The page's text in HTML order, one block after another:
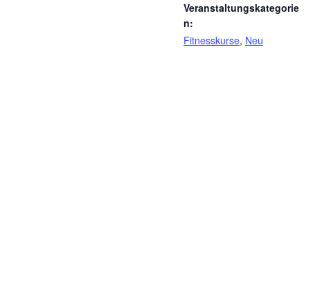
Veranstaltungskategorie
n:
Fitnesskurse, Neu